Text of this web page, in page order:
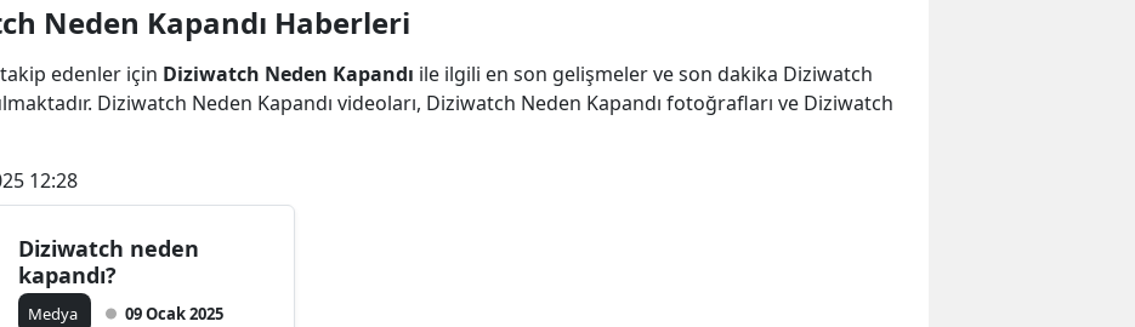
Neden Kapandı Haberleri
edenler için Diziwatch Neden Kapandı ile ilgili en son gelişmeler ve son dakika Diziwatch
Diziwatch Neden Kapandı videoları, Diziwatch Neden Kapandı fotoğrafları ve Diziwatch
12:28
Diziwatch neden
kapandı?
Medya 09 Ocak 2025